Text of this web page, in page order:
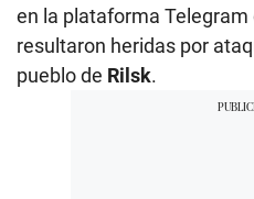
en la plataforma
resultaron heridas por
pueblo de Rilsk.